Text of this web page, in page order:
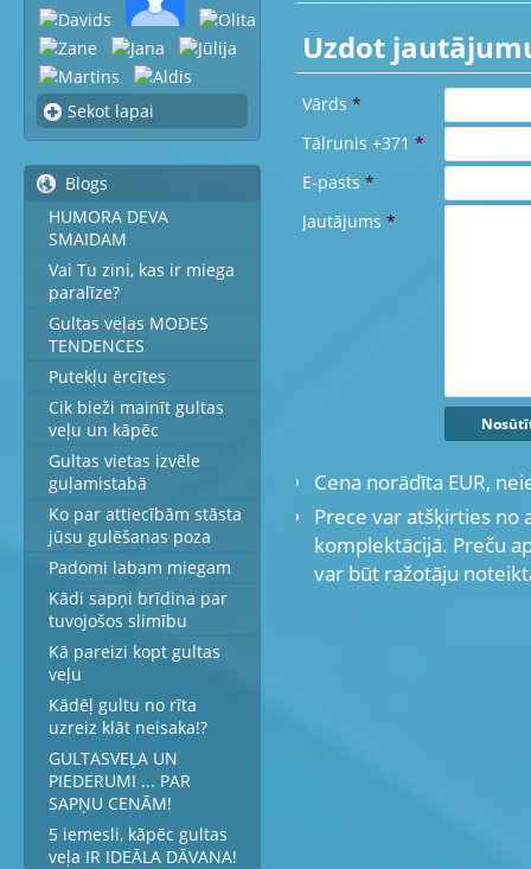
Sekot lapai
Blogs
HUMORA DEVA
SMAIDAM
Vai Tu zini, kas ir miega
paralīze?
Gultas veļas MODES
TENDENCES
Putekļu ērcītes
Cik bieži mainīt gultas
veļu un kāpēc
Gultas vietas izvēle
guļamistabā
Ko par attiecībām stāsta
jūsu gulēšanas poza
Padomi labam miegam
Kādi sapņi brīdina par
tuvojošos slimību
Kā pareizi kopt gultas
veļu
Kādēļ gultu no rīta
uzreiz klāt neisaka!?
GULTASVEĻA UN
PIEDERUMI ... PAR
SAPŅU CENĀM!
5 iemesli, kāpēc gultas
veļa IR IDEĀLA DĀVANA!
Uzdot
Vārds *
Tālrunis +371 *
E-pasts *
Jautājums *
Cena norādīta EUR,
Prece var atšķirties no
komplektācijā. Preču
var būt ražotāju